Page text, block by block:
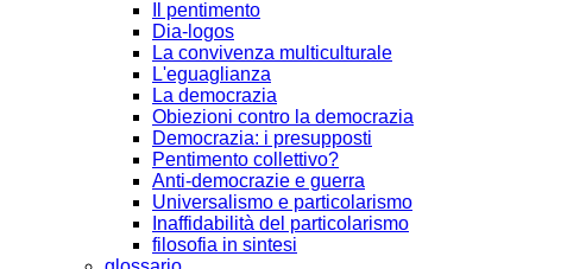
Il pentimento
Dia-logos
La convivenza multiculturale
L'eguaglianza
La democrazia
Obiezioni contro la democrazia
Democrazia: i presupposti
Pentimento collettivo?
Anti-democrazie e guerra
Universalismo e particolarismo
Inaffidabilità del particolarismo
filosofia in sintesi